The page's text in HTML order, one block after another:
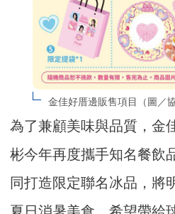
金佳好厝邊販售項目（圖／
為了兼顧美味與品質，金
彬今年再度攜手知名餐飲
同打造限定聯名冰品，將
夏日消暑美食，希望帶給